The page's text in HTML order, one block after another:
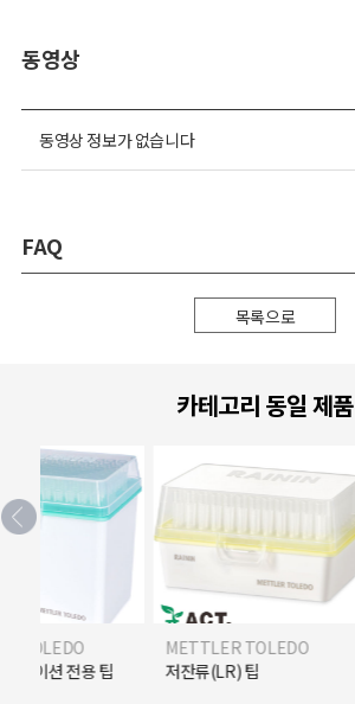
동영상
동영상 정보가 없습니다
FAQ
목록으로
카테고리 동일 제품
TOLEDO
케이션 전용 팁
METTLER TOLEDO
저잔류(LR) 팁